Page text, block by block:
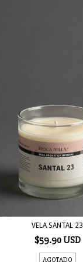
VELA SANTAL 23
$59.90 USD
AGOTADO